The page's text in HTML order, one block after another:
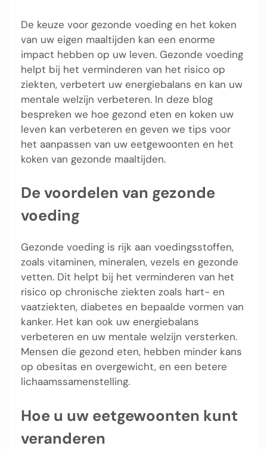
De keuze voor gezonde voeding en het koken
van uw eigen maaltijden kan een enorme
impact hebben op uw leven. Gezonde voeding
helpt bij het verminderen van het risico op
ziekten, verbetert uw energiebalans en kan uw
mentale welzijn verbeteren. In deze blog
bespreken we hoe gezond eten en koken uw
leven kan verbeteren en geven we tips voor
het aanpassen van uw eetgewoonten en het
koken van gezonde maaltijden.
De voordelen van gezonde
voeding
Gezonde voeding is rijk aan voedingsstoffen,
zoals vitaminen, mineralen, vezels en gezonde
vetten. Dit helpt bij het verminderen van het
risico op chronische ziekten zoals hart- en
vaatziekten, diabetes en bepaalde vormen van
kanker. Het kan ook uw energiebalans
verbeteren en uw mentale welzijn versterken.
Mensen die gezond eten, hebben minder kans
op obesitas en overgewicht, en een betere
lichaamssamenstelling.
Hoe u uw eetgewoonten kunt
veranderen